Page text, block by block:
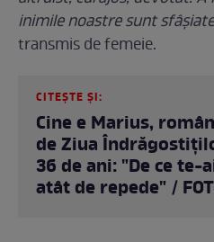
inimile noastre sunt
transmis de femeie.
CITEȘTE ȘI:
Cine e Marius,
de Ziua
36 de ani: "De ce
atât de repede" /